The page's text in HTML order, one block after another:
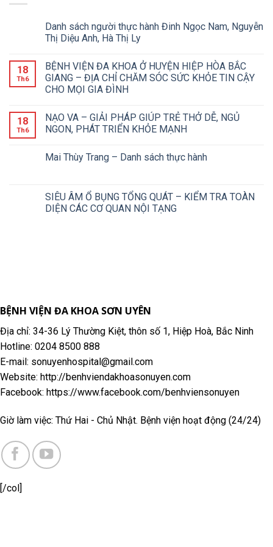
Danh sách người thực hành Đinh Ngọc Nam, Nguyễn
Thị Diệu Anh, Hà Thị Ly
18
Th6
BỆNH VIỆN ĐA KHOA Ở HUYỆN HIỆP HÒA BẮC
GIANG – ĐỊA CHỈ CHĂM SÓC SỨC KHỎE TIN CẬY
CHO MỌI GIA ĐÌNH
18
Th6
NẠO VA – GIẢI PHÁP GIÚP TRẺ THỞ DỄ, NGỦ
NGON, PHÁT TRIỂN KHỎE MẠNH
Mai Thùy Trang – Danh sách thực hành
SIÊU ÂM Ổ BỤNG TỔNG QUÁT – KIỂM TRA TOÀN
DIỆN CÁC CƠ QUAN NỘI TẠNG
BỆNH VIỆN ĐA KHOA SƠN UYÊN
Địa chỉ: 34-36 Lý Thường Kiệt, thôn số 1, Hiệp Hoà, Bắc Ninh
Hotline: 0204 8500 888
E-mail: sonuyenhospital@gmail.com
Website: http://benhviendakhoasonuyen.com
Facebook: https://www.facebook.com/benhviensonuyen
Giờ làm việc: Thứ Hai - Chủ Nhật. Bệnh viện hoạt động (24/24)
[/col]